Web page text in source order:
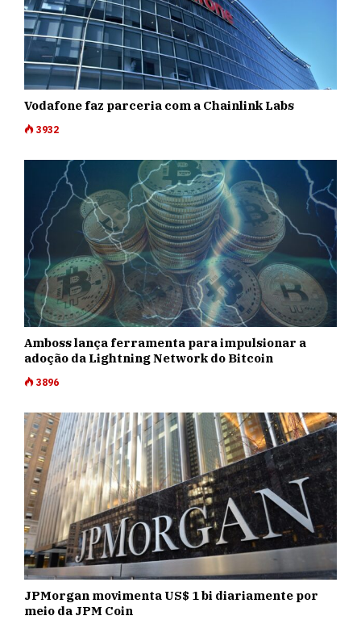
Vodafone faz parceria com a Chainlink Labs
3932
Amboss lança ferramenta para impulsionar a
adoção da Lightning Network do Bitcoin
3896
JPMorgan movimenta US$ 1 bi diariamente por
meio da JPM Coin